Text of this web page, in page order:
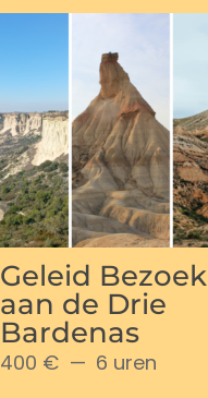
Geleid Bezoek
aan de Drie
Bardenas
400 € 6 uren